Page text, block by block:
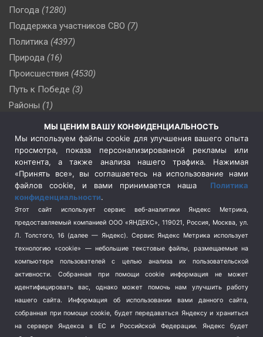
Погода (1280)
Поддержка участников СВО (7)
Политика (4397)
Природа (16)
Происшествия (4530)
Путь к Победе (3)
Районы (1)
Сельское хозяйство (3)
Социальная политика
(3)
Спецоперация в Украине
Спецоперация на Украине
(404)
Спорт (740)
Терроризм (1)
Транспорт (262)
Туризм (178)
Флот (76)
Школа и спорт (2)
Экология (8)
МЫ ЦЕНИМ ВАШУ КОНФИДЕНЦИАЛЬНОСТЬ
Мы используем файлы cookie для улучшения вашего опыта
просмотра, показа персонализированной рекламы или
контента, а также анализа нашего трафика. Нажимая
«Принять все», вы соглашаетесь на использование нами
файлов cookie, и вами принимается наша Политика
конфиденциальности.
Этот сайт использует сервис веб-аналитики Яндекс Метрика,
предоставляемый компанией ООО «ЯНДЕКС», 119021, Россия, Москва, ул.
Л. Толстого, 16 (далее — Яндекс). Сервис Яндекс Метрика использует
технологию «cookie» — небольшие текстовые файлы, размещаемые на
компьютере пользователей с целью анализа их пользовательской
активности.
Собранная при помощи cookie информация не может
идентифицировать вас, однако может помочь нам улучшить работу
нашего сайта. Информация об использовании вами данного сайта,
собранная при помощи cookie, будет передаваться Яндексу и храниться
на сервере Яндекса в ЕС и Российской Федерации. Яндекс будет